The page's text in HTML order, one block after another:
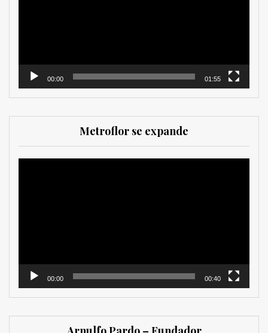
00:00 01:55
Metroflor se expande
00:00 00:40